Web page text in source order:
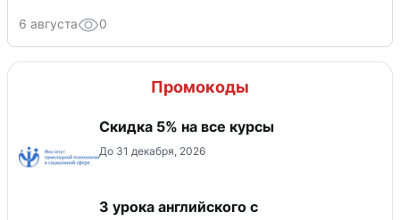
6 августа 0
Промокоды
Скидка 5% на все курсы
До 31 декабря, 2026
3 урока английского с